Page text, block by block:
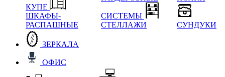
КУПЕ
ШКАФЫ-
РАСПАШНЫЕ
СИСТЕМЫ
СТЕЛЛАЖИ
СУНДУКИ
ЗЕРКАЛА
ОФИС